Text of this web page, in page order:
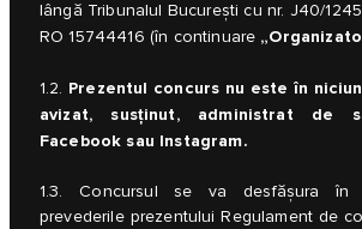
lângă Tribunalul București cu nr. J40/
RO 15744416 (în continuare
1.2. Prezentul concurs nu este în
avizat, susținut, administrat de
Facebook sau Instagram.
1.3. Concursul se va desfășura în
prevederile prezentului Regulament de